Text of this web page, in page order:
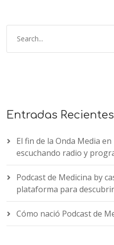
Entradas Recientes
El fin de la Onda Media
escuchando radio y
Podcast de Medicina by
plataforma para
Cómo nació Podcast de